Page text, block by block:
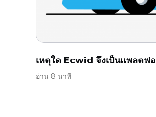
เหตุใด Ecwid จึงเป็นแพลตฟ
อ่าน 8 นาที